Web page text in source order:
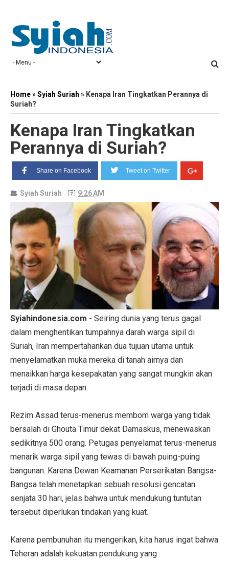
Home»Syiah Suriah » Kenapa Iran Tingkatkan Perannya di
Suriah?
Kenapa Iran Tingkatkan
Perannya di Suriah?
Share on Facebook Tweet on Twitter
Syiah Suriah 9:26 AM
Syiahindonesia.com - Seiring dunia yang terus gagal
dalam menghentikan tumpahnya darah warga sipil di
Suriah, Iran mempertahankan dua tujuan utama untuk
menyelamatkan muka mereka di tanah airnya dan
menaikkan harga kesepakatan yang sangat mungkin akan
terjadi di masa depan.
Rezim Assad terus-menerus membom warga yang tidak
bersalah di Ghouta Timur dekat Damaskus, menewaskan
sedikitnya 500 orang. Petugas penyelamat terus-menerus
menarik warga sipil yang tewas di bawah puing-puing
bangunan. Karena Dewan Keamanan Perserikatan Bangsa-
Bangsa telah menetapkan sebuah resolusi gencatan
senjata 30 hari, jelas bahwa untuk mendukung tuntutan
tersebut diperlukan tindakan yang kuat.
Karena pembunuhan itu mengerikan, kita harus ingat bahwa
Teheran adalah kekuatan pendukung yang